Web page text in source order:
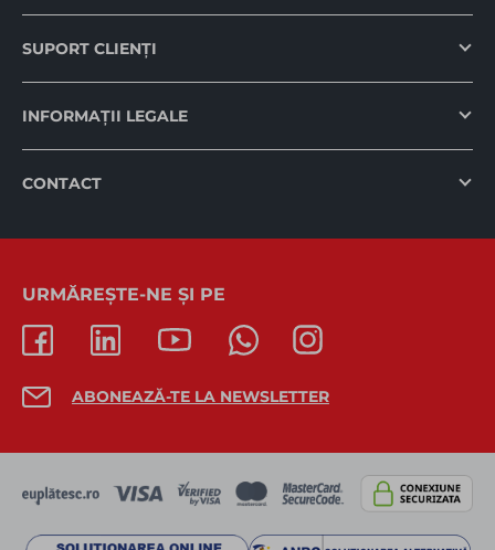
SUPORT CLIENȚI
INFORMAȚII LEGALE
CONTACT
URMĂREȘTE-NE ȘI PE
ABONEAZĂ-TE LA NEWSLETTER